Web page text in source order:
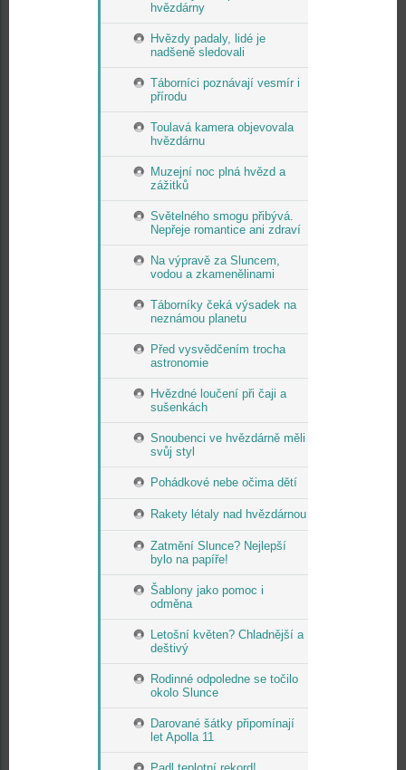
hvězdárny
Hvězdy padaly, lidé je
nadšeně sledovali
Táborníci poznávají vesmír i
přírodu
Toulavá kamera objevovala
hvězdárnu
Muzejní noc plná hvězd a
zážitků
Světelného smogu přibývá.
Nepřeje romantice ani zdraví
Na výpravě za Sluncem,
vodou a zkamenělinami
Táborníky čeká výsadek na
neznámou planetu
Před vysvědčením trocha
astronomie
Hvězdné loučení při čaji a
sušenkách
Snoubenci ve hvězdárně měli
svůj styl
Pohádkové nebe očima dětí
Rakety létaly nad hvězdárnou
Zatmění Slunce? Nejlepší
bylo na papíře!
Šablony jako pomoc i
odměna
Letošní květen? Chladnější a
deštivý
Rodinné odpoledne se točilo
okolo Slunce
Darované šátky připomínají
let Apolla 11